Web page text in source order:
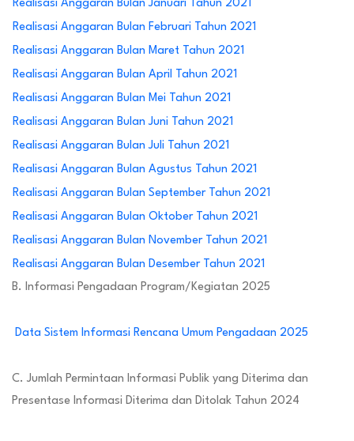
Realisasi Anggaran Bulan Januari Tahun 2021
Realisasi Anggaran Bulan Februari Tahun 2021
Realisasi Anggaran Bulan Maret Tahun 2021
Realisasi Anggaran Bulan April Tahun 2021
Realisasi Anggaran Bulan Mei Tahun 2021
Realisasi Anggaran Bulan Juni Tahun 2021
Realisasi Anggaran Bulan Juli Tahun 2021
Realisasi Anggaran Bulan Agustus Tahun 2021
Realisasi Anggaran Bulan September Tahun 2021
Realisasi Anggaran Bulan Oktober Tahun 2021
Realisasi Anggaran Bulan November Tahun 2021
Realisasi Anggaran Bulan Desember Tahun 2021
B. Informasi Pengadaan Program/Kegiatan 2025
Data Sistem Informasi Rencana Umum Pengadaan 2025
C. Jumlah Permintaan Informasi Publik yang Diterima dan
Presentase Informasi Diterima dan Ditolak Tahun 2024